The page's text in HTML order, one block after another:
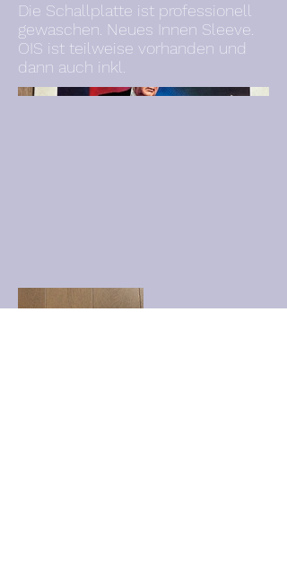
Die Schallplatte ist professionell
gewaschen. Neues Innen Sleeve.
OIS ist teilweise vorhanden und
dann auch inkl.